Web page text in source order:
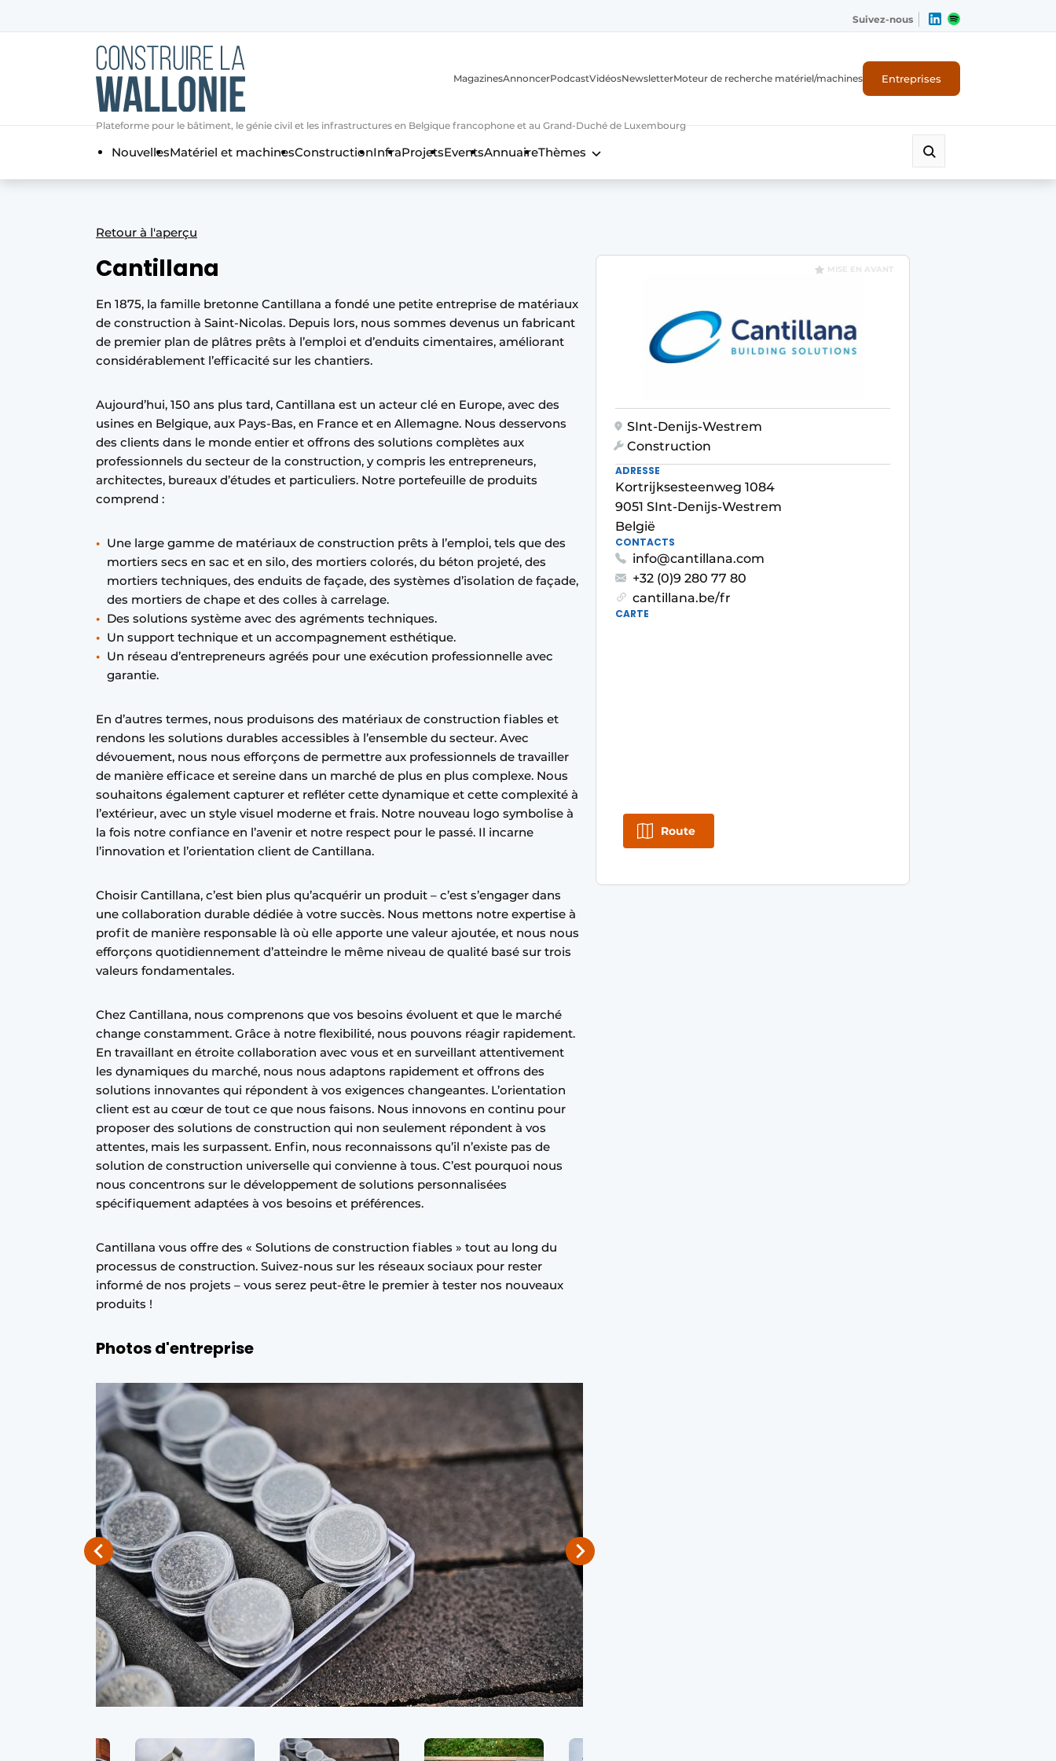
Contact
Contact direct
Emploi
Enregistrer une offre d’emploi
EntreprisesMerci de votre inscription
S’inscrire
Home
Newsletter
Podcasts
S’inscrire à l’événement
S’inscrire
Termes et conditions
Video’s
Suivez-nous
Plateforme pour le bâtiment, le génie civil et les infrastructures en Belgique francophone et au Grand-Duché de Luxembourg
MagazinesAnnoncerPodcastVidéosNewsletterMoteur de recherche matériel/machines Entreprises
NouvellesMatériel et machinesConstructionInfraProjetsEventsAnnuaireThèmes
Retour à l'aperçu
Cantillana
En 1875, la famille bretonne Cantillana a fondé une petite entreprise de matériaux
de construction à Saint-Nicolas. Depuis lors, nous sommes devenus un fabricant
de premier plan de plâtres prêts à l’emploi et d’enduits cimentaires, améliorant
considérablement l’efficacité sur les chantiers.
Aujourd’hui, 150 ans plus tard, Cantillana est un acteur clé en Europe, avec des
usines en Belgique, aux Pays-Bas, en France et en Allemagne. Nous desservons
des clients dans le monde entier et offrons des solutions complètes aux
professionnels du secteur de la construction, y compris les entrepreneurs,
architectes, bureaux d’études et particuliers. Notre portefeuille de produits
comprend :
Une large gamme de matériaux de construction prêts à l’emploi, tels que des
mortiers secs en sac et en silo, des mortiers colorés, du béton projeté, des
mortiers techniques, des enduits de façade, des systèmes d’isolation de façade,
des mortiers de chape et des colles à carrelage.
Des solutions système avec des agréments techniques.
Un support technique et un accompagnement esthétique.
Un réseau d’entrepreneurs agréés pour une exécution professionnelle avec
garantie.
En d’autres termes, nous produisons des matériaux de construction fiables et
rendons les solutions durables accessibles à l’ensemble du secteur. Avec
dévouement, nous nous efforçons de permettre aux professionnels de travailler
de manière efficace et sereine dans un marché de plus en plus complexe. Nous
souhaitons également capturer et refléter cette dynamique et cette complexité à
l’extérieur, avec un style visuel moderne et frais. Notre nouveau logo symbolise à
la fois notre confiance en l’avenir et notre respect pour le passé. Il incarne
l’innovation et l’orientation client de Cantillana.
Choisir Cantillana, c’est bien plus qu’acquérir un produit – c’est s’engager dans
une collaboration durable dédiée à votre succès. Nous mettons notre expertise à
profit de manière responsable là où elle apporte une valeur ajoutée, et nous nous
efforçons quotidiennement d’atteindre le même niveau de qualité basé sur trois
valeurs fondamentales.
Chez Cantillana, nous comprenons que vos besoins évoluent et que le marché
change constamment. Grâce à notre flexibilité, nous pouvons réagir rapidement.
En travaillant en étroite collaboration avec vous et en surveillant attentivement
les dynamiques du marché, nous nous adaptons rapidement et offrons des
solutions innovantes qui répondent à vos exigences changeantes. L’orientation
client est au cœur de tout ce que nous faisons. Nous innovons en continu pour
proposer des solutions de construction qui non seulement répondent à vos
attentes, mais les surpassent. Enfin, nous reconnaissons qu’il n’existe pas de
solution de construction universelle qui convienne à tous. C’est pourquoi nous
nous concentrons sur le développement de solutions personnalisées
spécifiquement adaptées à vos besoins et préférences.
Cantillana vous offre des « Solutions de construction fiables » tout au long du
processus de construction. Suivez-nous sur les réseaux sociaux pour rester
informé de nos projets – vous serez peut-être le premier à tester nos nouveaux
produits !
Photos d'entreprise
MISE EN AVANT
SInt-Denijs-Westrem
Construction
ADRESSE
Kortrijksesteenweg 1084
9051 SInt-Denijs-Westrem
België
CONTACTS
info@cantillana.com
+32 (0)9 280 77 80
cantillana.be/fr
CARTE
Route